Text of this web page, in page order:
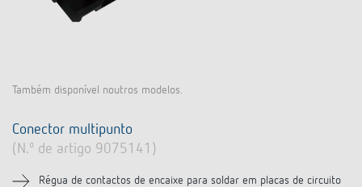
Também disponível noutros modelos.
Conector multipunto
(N.º de artigo 9075141)
Régua de contactos de encaixe para soldar em placas de circuito